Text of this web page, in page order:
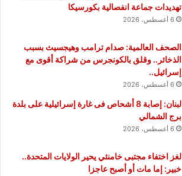
تهديدات جماعة انفصالية بكورسيكا
6 أغسطس، 2026
الصحف العالمية: صدام ترامب وهيجسيث بسبب
الذخائر.. وقلق بالكونجرس من شراكة أقوى مع
إسرائيل..
6 أغسطس، 2026
لبنان: إصابة 8 أشحاص فى غارة إسرائيلية على بلدة
برج الشمالي
6 أغسطس، 2026
لغز اختفاء مجتبى خامنئي يحير الولايات المتحدة..
خبير: إما مات أو أصبح عاجزا